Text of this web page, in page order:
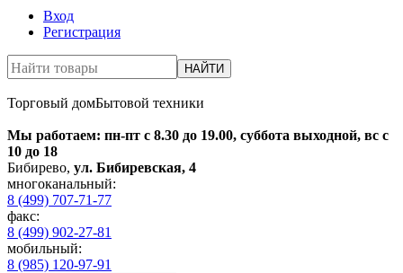
Вход
Регистрация
НАЙТИ
Торговый домБытовой техники
Мы работаем: пн-пт с 8.30 до 19.00, суббота выходной, вс с
10 до 18
Бибирево, ул. Бибиревская, 4
многоканальный:
8 (499) 707-71-77
факс:
8 (499) 902-27-81
мобильный:
8 (985) 120-97-91